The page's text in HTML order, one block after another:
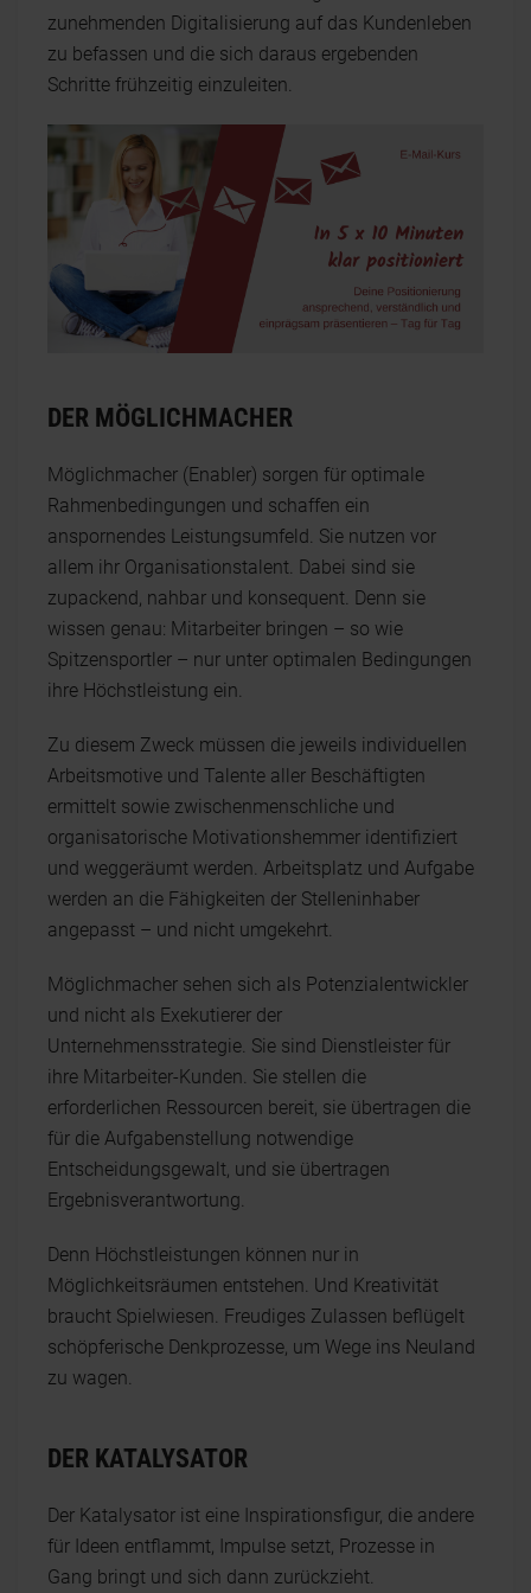
zunehmenden Digitalisierung auf das Kundenleben
zu befassen und die sich daraus ergebenden
Schritte frühzeitig einzuleiten.
DER MÖGLICHMACHER
Möglichmacher (Enabler) sorgen für optimale
Rahmenbedingungen und schaffen ein
anspornendes Leistungsumfeld. Sie nutzen vor
allem ihr Organisationstalent. Dabei sind sie
zupackend, nahbar und konsequent. Denn sie
wissen genau: Mitarbeiter bringen – so wie
Spitzensportler – nur unter optimalen Bedingungen
ihre Höchstleistung ein.
Zu diesem Zweck müssen die jeweils individuellen
Arbeitsmotive und Talente aller Beschäftigten
ermittelt sowie zwischenmenschliche und
organisatorische Motivationshemmer identifiziert
und weggeräumt werden. Arbeitsplatz und Aufgabe
werden an die Fähigkeiten der Stelleninhaber
angepasst – und nicht umgekehrt.
Möglichmacher sehen sich als Potenzialentwickler
und nicht als Exekutierer der
Unternehmensstrategie. Sie sind Dienstleister für
ihre Mitarbeiter-Kunden. Sie stellen die
erforderlichen Ressourcen bereit, sie übertragen die
für die Aufgabenstellung notwendige
Entscheidungsgewalt, und sie übertragen
Ergebnisverantwortung.
Denn Höchstleistungen können nur in
Möglichkeitsräumen entstehen. Und Kreativität
braucht Spielwiesen. Freudiges Zulassen beflügelt
schöpferische Denkprozesse, um Wege ins Neuland
zu wagen.
DER KATALYSATOR
Der Katalysator ist eine Inspirationsfigur, die andere
für Ideen entflammt, Impulse setzt, Prozesse in
Gang bringt und sich dann zurückzieht.